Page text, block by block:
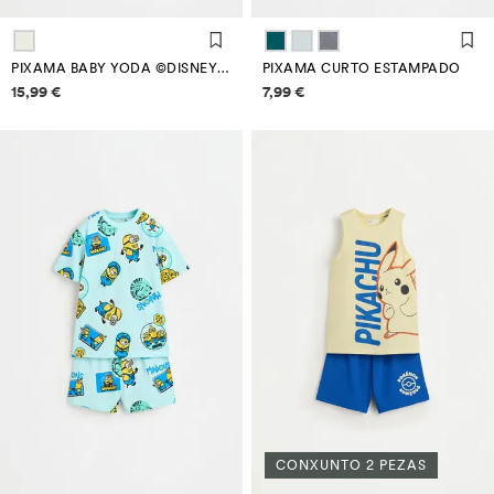
PIXAMA BABY YODA ©DISNEY CURTO CON ANTIFAZ
Información de prezos
15,99 €
PIXAMA CURTO ESTAMPADO
Información de prezos
7,99 €
CONXUNTO 2 PEZAS